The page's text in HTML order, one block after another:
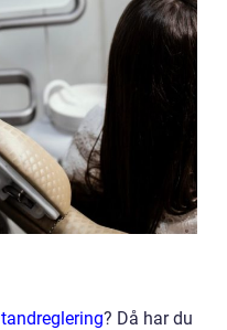
tandreglering? Då har du